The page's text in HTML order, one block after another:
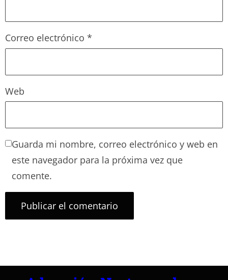
Correo electrónico *
Web
Guarda mi nombre, correo electrónico y web en
este navegador para la próxima vez que
comente.